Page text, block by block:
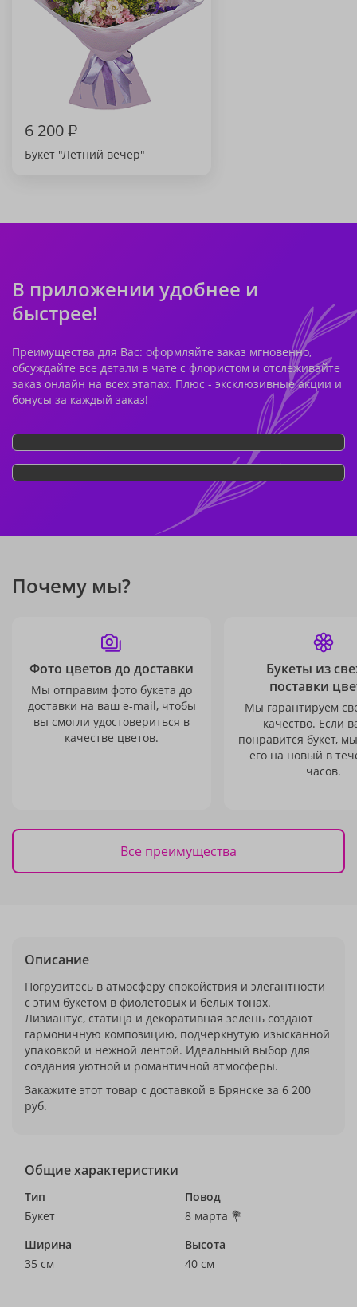
6 200₽
Букет "Летний вечер"
В приложении удобнее и
быстрее!
Преимущества для Вас: оформляйте заказ мгновенно,
обсуждайте все детали в чате с флористом и отслеживайте
заказ онлайн на всех этапах. Плюс - эксклюзивные акции и
бонусы за каждый заказ!
Почему мы?
Фото цветов до доставки
Мы отправим фото букета до
доставки на ваш e-mail, чтобы
вы смогли удостовериться в
качестве цветов.
Букеты из
поставки
Мы гарантируем
качество. Если
понравится букет,
его на новый в
часов.
Все преимущества
Описание
Погрузитесь в атмосферу спокойствия и элегантности
с этим букетом в фиолетовых и белых тонах.
Лизиантус, статица и декоративная зелень создают
гармоничную композицию, подчеркнутую изысканной
упаковкой и нежной лентой. Идеальный выбор для
создания уютной и романтичной атмосферы.
Закажите этот товар с доставкой в Брянске за 6 200
руб.
Общие характеристики
Тип
Букет
Повод
8 марта 💐
Ширина
35 см
Высота
40 см